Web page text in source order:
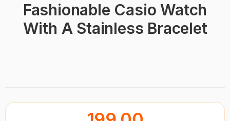
Fashionable Casio Watch
With A Stainless Bracelet